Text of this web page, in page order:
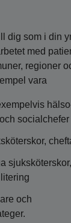
dig som i din
med
regioner
vara
socialchefer
och